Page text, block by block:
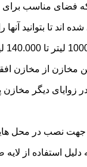
فضای مناسب
تا بتوانید
مخازن از مخازن
دیگر مخازن
جهت نصب در محل
استفاده از